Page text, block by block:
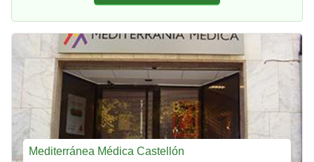
Mediterránea Médica Castellón